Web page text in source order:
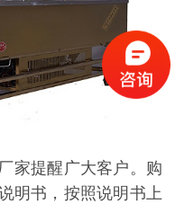
家提醒广大客户。购
明书，按照说明书上